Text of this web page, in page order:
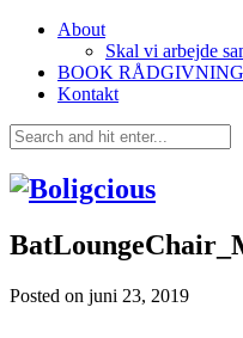
About
Skal vi arbejde
BOOK RÅDGIVNING
Kontakt
Posted on juni 23, 2019